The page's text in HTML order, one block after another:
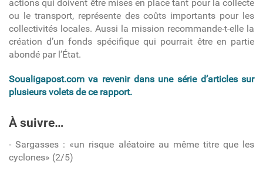
actions qui doivent être mises en place tant pour la collecte
ou le transport, représente des coûts importants pour les
collectivités locales. Aussi la mission recommande-t-elle la
création d’un fonds spécifique qui pourrait être en partie
abondé par l’État.
Soualigapost.com va revenir dans une série d’articles sur
plusieurs volets de ce rapport.
À suivre…
- Sargasses : «un risque aléatoire au même titre que les
cyclones» (2/5)